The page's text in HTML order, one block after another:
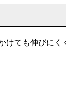
けても伸びに